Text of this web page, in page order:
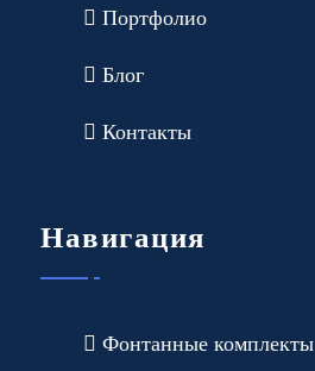
Портфолио
Блог
Контакты
Навигация
Фонтанные комплекты